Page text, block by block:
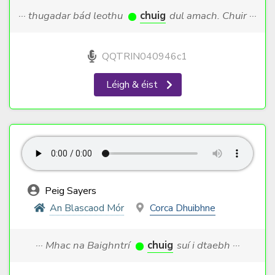
··· thugadar bád leothu chuig dul amach. Chuir ···
QQTRIN040946c1
Léigh & éist
Peig Sayers
An Blascaod Mór
Corca Dhuibhne
··· Mhac na Baighntrí chuig suí i dtaebh ···